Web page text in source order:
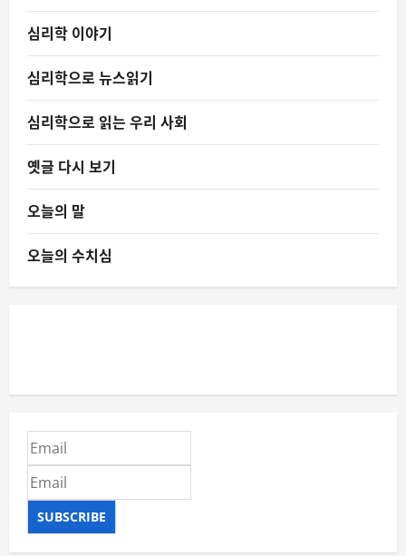
심리학 이야기
심리학으로 뉴스읽기
심리학으로 읽는 우리 사회
옛글 다시 보기
오늘의 말
오늘의 수치심
SUBSCRIBE